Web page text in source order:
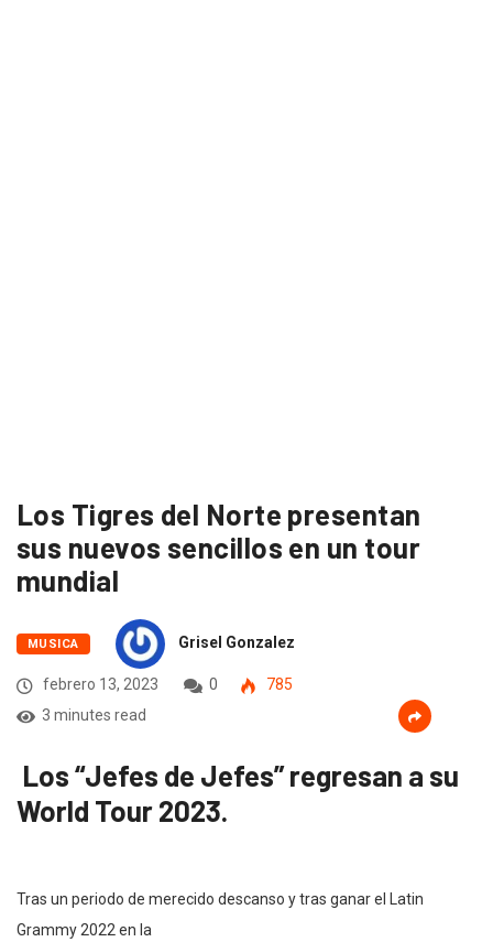
Los Tigres del Norte presentan
sus nuevos sencillos en un tour
mundial
MUSICA Grisel Gonzalez
febrero 13, 2023 0
785
3 minutes read
Los “Jefes de Jefes” regresan a su
World Tour 2023.
Tras un periodo de merecido descanso y tras ganar el Latin
Grammy 2022 en la